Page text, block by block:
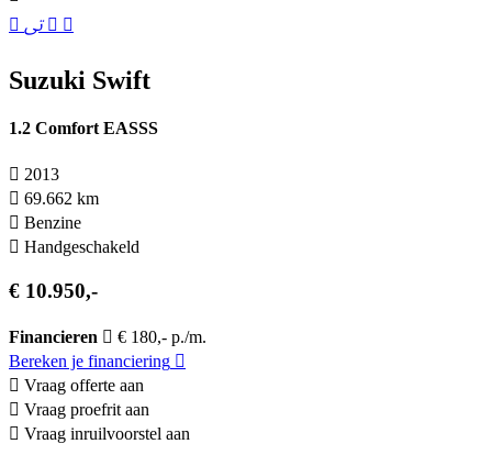
Suzuki Swift
1.2 Comfort EASSS
2013
69.662 km
Benzine
Hand­geschakeld
€ 10.950,-
Financieren
€ 180,- p./m.
Bereken je financiering
Vraag offerte aan
Vraag proefrit aan
Vraag inruilvoorstel aan